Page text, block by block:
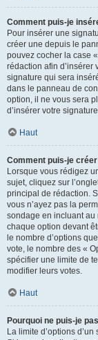
Comment puis-je
Pour insérer une
créer une depuis le
pouvez cocher la case
rédaction afin d’insérer
signature qui sera
dans le panneau de
option, il ne vous sera
d’insérer votre
Haut
Comment puis-je
Lorsque vous rédigez
sujet, cliquez sur
principal de rédaction.
vous n’ayez pas la
sondage en incluant au
chaque option devant
le nombre d’options
vote, le nombre des «
spécifier une limite de
modifier leurs votes.
Haut
Pourquoi ne puis-je
La limite d’options